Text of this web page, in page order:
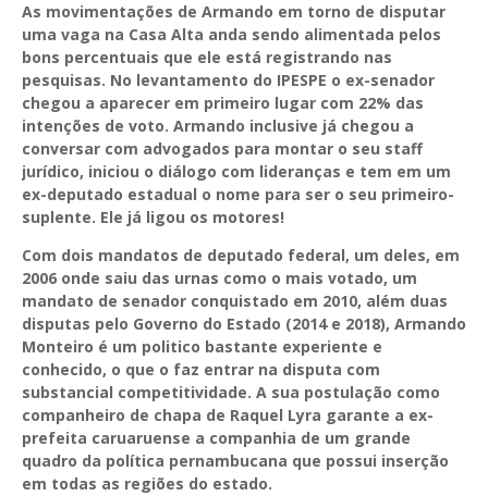
As movimentações de Armando em torno de disputar
uma vaga na Casa Alta anda sendo alimentada pelos
bons percentuais que ele está registrando nas
pesquisas. No levantamento do IPESPE o ex-senador
chegou a aparecer em primeiro lugar com 22% das
intenções de voto. Armando inclusive já chegou a
conversar com advogados para montar o seu staff
jurídico, iniciou o diálogo com lideranças e tem em um
ex-deputado estadual o nome para ser o seu primeiro-
suplente. Ele já ligou os motores!
Com dois mandatos de deputado federal, um deles, em
2006 onde saiu das urnas como o mais votado, um
mandato de senador conquistado em 2010, além duas
disputas pelo Governo do Estado (2014 e 2018), Armando
Monteiro é um politico bastante experiente e
conhecido, o que o faz entrar na disputa com
substancial competitividade. A sua postulação como
companheiro de chapa de Raquel Lyra garante a ex-
prefeita caruaruense a companhia de um grande
quadro da política pernambucana que possui inserção
em todas as regiões do estado.